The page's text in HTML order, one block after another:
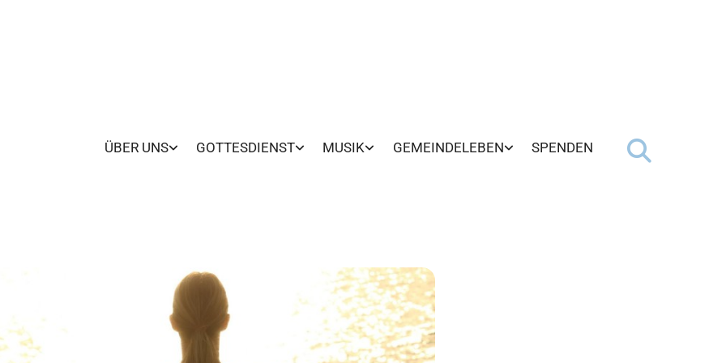
ÜBER UNS GOTTESDIENST MUSIK GEMEINDELEBEN SPENDEN